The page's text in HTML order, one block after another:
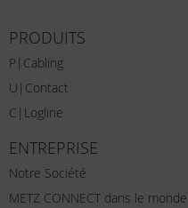
PRODUITS
P|Cabling
U|Contact
C|Logline
ENTREPRISE
Notre Société
METZ CONNECT dans le monde